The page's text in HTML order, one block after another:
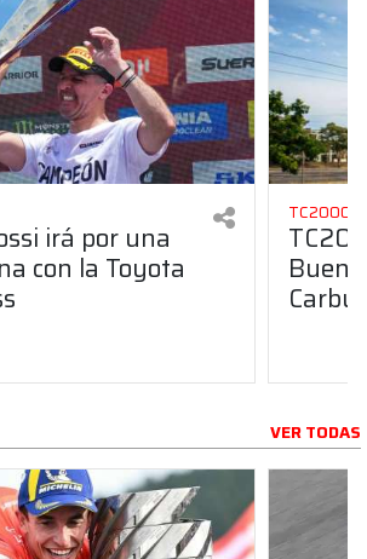
irá por una
con la Toyota
TC2000
VER TODAS